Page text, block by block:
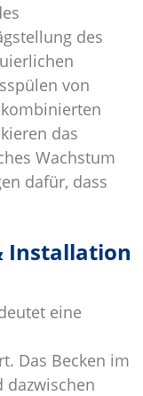
des
von
das
Wachstum
dafür, dass
Installation
eine
Das Becken im
dazwischen